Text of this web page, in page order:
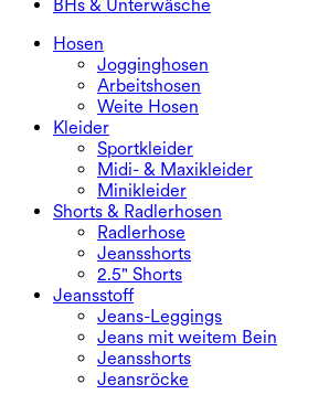
Große Größen Kleider
Oberbekleidung
Bikini-Oberteile
Bikinihosen
Bikini-Sets
BHs & Unterwäsche
BHs & Unterwäsche
BHs
Unterwäsche
Hosen
Jogginghosen
Arbeitshosen
Weite Hosen
Kleider
Sportkleider
Midi- & Maxikleider
Minikleider
Shorts & Radlerhosen
Radlerhose
Jeansshorts
2.5" Shorts
Jeansstoff
Jeans-Leggings
Jeans mit weitem Bein
Jeansshorts
Jeansröcke